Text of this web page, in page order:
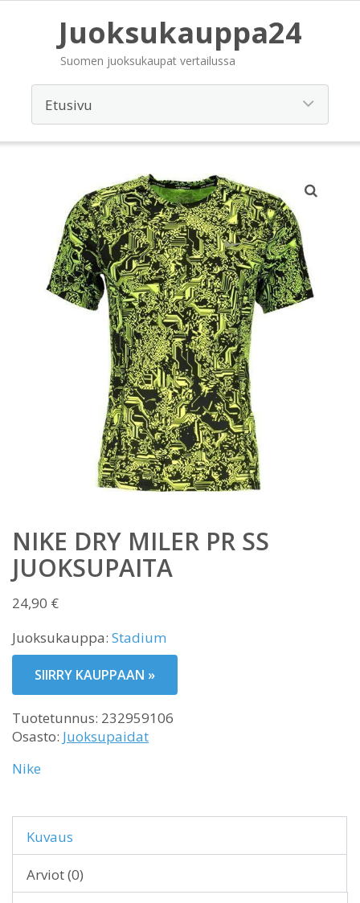
Juoksukauppa24
Suomen juoksukaupat vertailussa
NIKE DRY MILER PR SS
JUOKSUPAITA
24,90 €
Juoksukauppa: Stadium
SIIRRY KAUPPAAN »
Tuotetunnus: 232959106
Osasto: Juoksupaidat
Nike
Kuvaus
Arviot (0)